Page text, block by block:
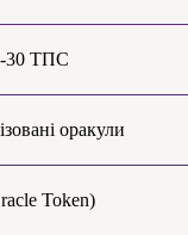
30 ТПС
оракули
Token)